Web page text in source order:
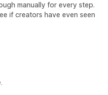
manually for every step.
if creators have even seen